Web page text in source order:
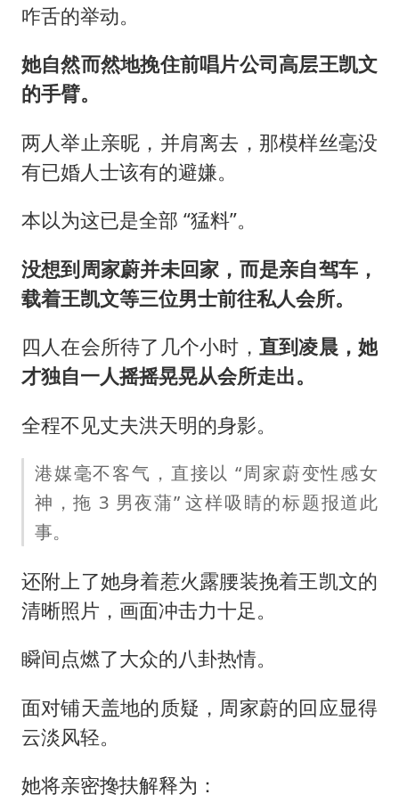
咋舌的举动。
她自然而然地挽住前唱片公司高层王凯文
的手臂。
两人举止亲昵，并肩离去，那模样丝毫没
有已婚人士该有的避嫌。
本以为这已是全部 “猛料”。
没想到周家蔚并未回家，而是亲自驾车，
载着王凯文等三位男士前往私人会所。
四人在会所待了几个小时， 直到凌晨，她
才独自一人摇摇晃晃从会所走出。
全程不见丈夫洪天明的身影。
港媒毫不客气，直接以 “周家蔚变性感女
神，拖 3 男夜蒲” 这样吸睛的标题报道此
事。
还附上了她身着惹火露腰装挽着王凯文的
清晰照片，画面冲击力十足。
瞬间点燃了大众的八卦热情。
面对铺天盖地的质疑，周家蔚的回应显得
云淡风轻。
她将亲密搀扶解释为：